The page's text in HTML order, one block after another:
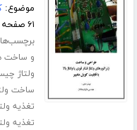
موضوع:
۶۱ صفحه
و ساخت
ولتاژ
ساخت
تغذیه
تغذیه